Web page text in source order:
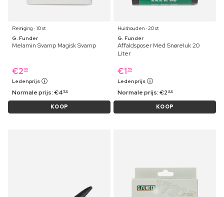
Reiniging ⋅ 10 st
G. Funder
Melamin Svamp Magisk Svamp
€2 99
Ledenprijs
Normale prijs:€4 59
KOOP
Huishouden ⋅ 20 st
G. Funder
Affaldsposer Med Snøreluk 20
Liter
€1 59
Ledenprijs
Normale prijs:€2 69
KOOP